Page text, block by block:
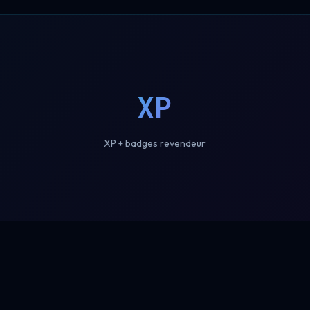
XP
XP + badges revendeur